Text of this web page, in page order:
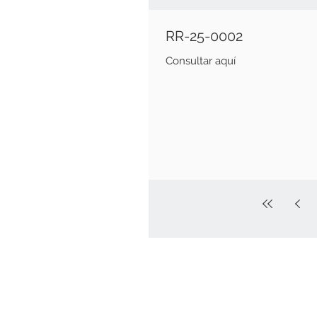
RR-25-0002
Consultar aquí